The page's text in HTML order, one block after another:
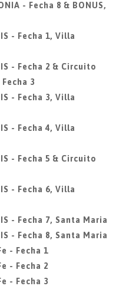
- Fecha 8 & BONUS,
- Fecha 1, Villa
- Fecha 2 & Circuito
3
- Fecha 3, Villa
- Fecha 4, Villa
- Fecha 5 & Circuito
- Fecha 6, Villa
- Fecha 7, Santa Maria
- Fecha 8, Santa Maria
- Fecha 1
- Fecha 2
- Fecha 3